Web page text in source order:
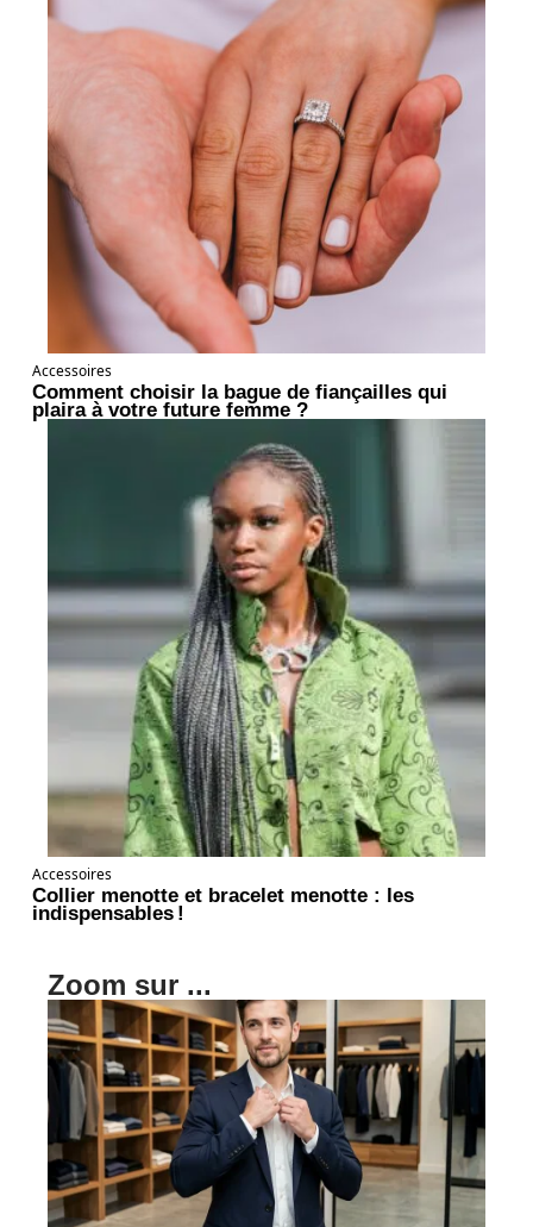
Accessoires
Comment choisir la bague de fiançailles qui
plaira à votre future femme ?
Accessoires
Collier menotte et bracelet menotte : les
indispensables !
Zoom sur ...